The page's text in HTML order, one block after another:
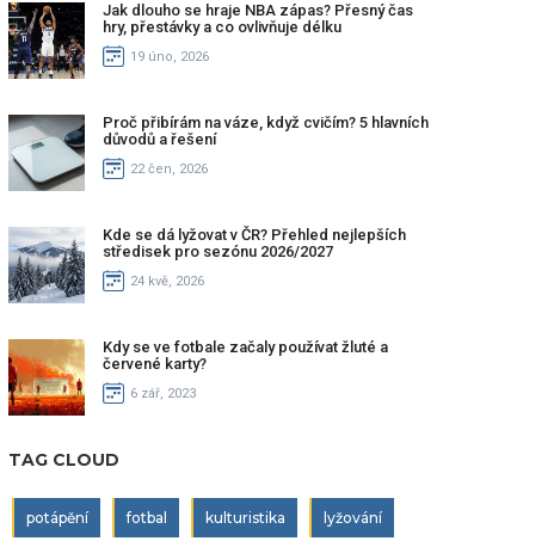
Jak dlouho se hraje NBA zápas? Přesný čas
hry, přestávky a co ovlivňuje délku
19 úno, 2026
Proč přibírám na váze, když cvičím? 5 hlavních
důvodů a řešení
22 čen, 2026
Kde se dá lyžovat v ČR? Přehled nejlepších
středisek pro sezónu 2026/2027
24 kvě, 2026
Kdy se ve fotbale začaly používat žluté a
červené karty?
6 zář, 2023
TAG CLOUD
potápění fotbal kulturistika lyžování